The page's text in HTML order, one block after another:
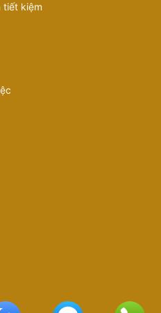
tiết kiệm